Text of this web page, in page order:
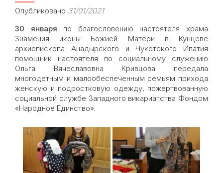
Опубликовано 31/01/2021
30 января по благословению настоятеля храма
Знамения иконы Божией Матери в Кунцеве
архиепископа Анадырского и Чукотского Ипатия
помощник настоятеля по социальному служению
Ольга Вячеславовна Кривцова передала
многодетным и малообеспеченным семьям прихода
женскую и подростковую одежду, пожертвованную
социальной службе Западного викариатства Фондом
«Народное Единство».